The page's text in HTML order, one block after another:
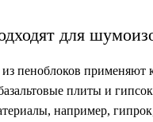
для
пеноблоков
плиты и
например,